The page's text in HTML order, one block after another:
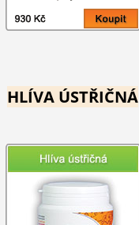
HLÍVA ÚSTŘIČNÁ